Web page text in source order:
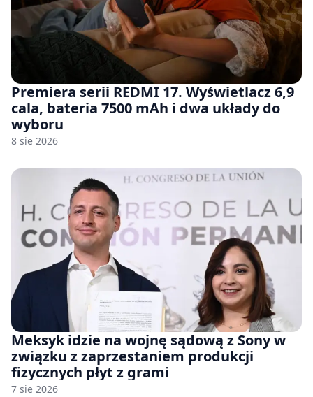
Premiera serii REDMI 17. Wyświetlacz 6,9
cala, bateria 7500 mAh i dwa układy do
wyboru
8 sie 2026
Meksyk idzie na wojnę sądową z Sony w
związku z zaprzestaniem produkcji
fizycznych płyt z grami
7 sie 2026